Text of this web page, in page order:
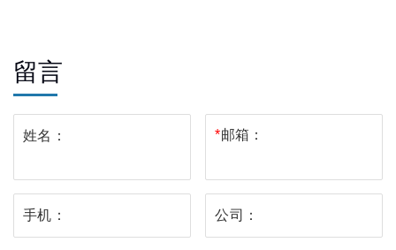
留言
姓名： *邮箱：
手机： 公司：